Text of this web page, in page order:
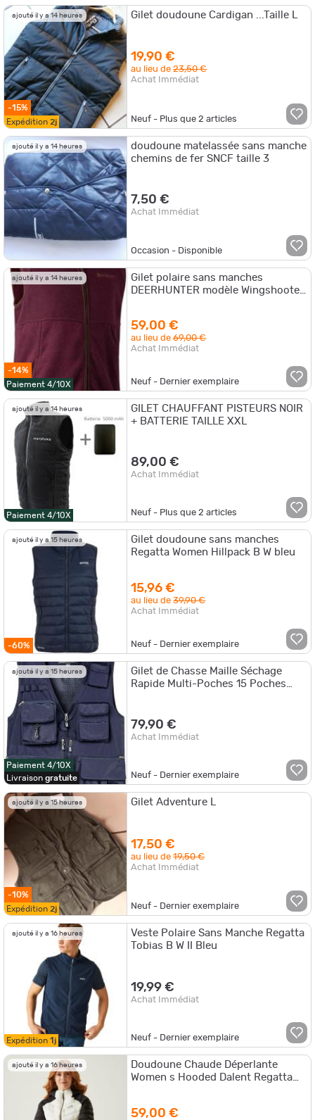
ajouté il y a 14 heures
-15%
Expédition 2j
19,90 €
au lieu de23,50 €
Achat Immédiat
Neuf - Plus que2 articles
ajouté il y a 14 heures
doudoune matelassée sans manche
chemins de fer SNCF taille 3
7,50 €
Achat Immédiat
Occasion - Disponible
ajouté il y a 14 heures
-14%
Paiement 4/10X
Gilet polaire sans manches
DEERHUNTER modèle Wingshooter
59,00 €
au lieu de69,00 €
Achat Immédiat
Neuf - Dernier exemplaire
ajouté il y a 14 heures
Paiement 4/10X
GILET CHAUFFANT PISTEURS NOIR
+ BATTERIE TAILLE XXL
89,00 €
Achat Immédiat
Neuf - Plus que2 articles
ajouté il y a 15 heures
-60%
Gilet doudoune sans manches
Regatta Women Hillpack B W bleu
15,96 €
au lieu de39,90 €
Achat Immédiat
Neuf - Dernier exemplaire
ajouté il y a 15 heures
Paiement 4/10X
Livraison gratuite
Gilet de Chasse Maille Séchage
Rapide Multi-Poches 15 Poches
79,90 €
Achat Immédiat
Neuf - Dernier exemplaire
ajouté il y a 15 heures
-10%
Expédition 2j
Gilet Adventure L
17,50 €
au lieu de19,50 €
Achat Immédiat
Neuf - Dernier exemplaire
ajouté il y a 16 heures
Expédition 1j
Veste Polaire Sans Manche Regatta
Tobias B W II Bleu
19,99 €
Achat Immédiat
Neuf - Dernier exemplaire
ajouté il y a 16 heures
Doudoune Chaude Déperlante
Women s Hooded Dalent Regatta
59,00 €